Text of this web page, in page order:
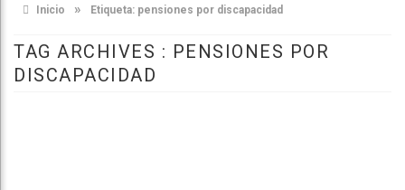
Inicio » Etiqueta: pensiones por discapacidad
TAG ARCHIVES : PENSIONES POR
DISCAPACIDAD